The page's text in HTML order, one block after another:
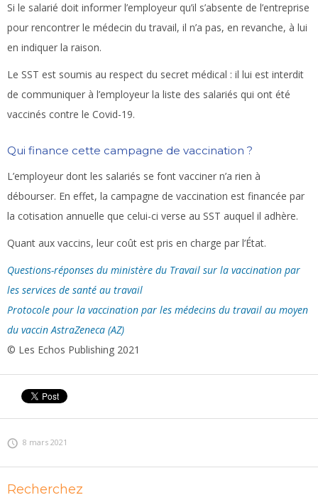
Si le salarié doit informer l’employeur qu’il s’absente de l’entreprise
pour rencontrer le médecin du travail, il n’a pas, en revanche, à lui
en indiquer la raison.
Le SST est soumis au respect du secret médical : il lui est interdit
de communiquer à l’employeur la liste des salariés qui ont été
vaccinés contre le Covid-19.
Qui finance cette campagne de vaccination ?
L’employeur dont les salariés se font vacciner n’a rien à
débourser. En effet, la campagne de vaccination est financée par
la cotisation annuelle que celui-ci verse au SST auquel il adhère.
Quant aux vaccins, leur coût est pris en charge par l’État.
Questions-réponses du ministère du Travail sur la vaccination par
les services de santé au travail
Protocole pour la vaccination par les médecins du travail au moyen
du vaccin AstraZeneca (AZ)
© Les Echos Publishing 2021
8 mars 2021
Recherchez